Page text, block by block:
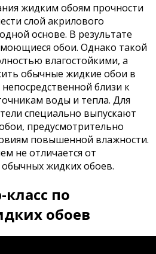
жидким обоям прочности
слой акрилового
основе. В результате
моющиеся обои. Однако такой
влагостойкими, а
обычные жидкие обои в
близи к
воды и тепла. Для
специально выпускают
предусмотрительно
повышенной влажности.
не отличается от
обычных жидких обоев.
по
обоев